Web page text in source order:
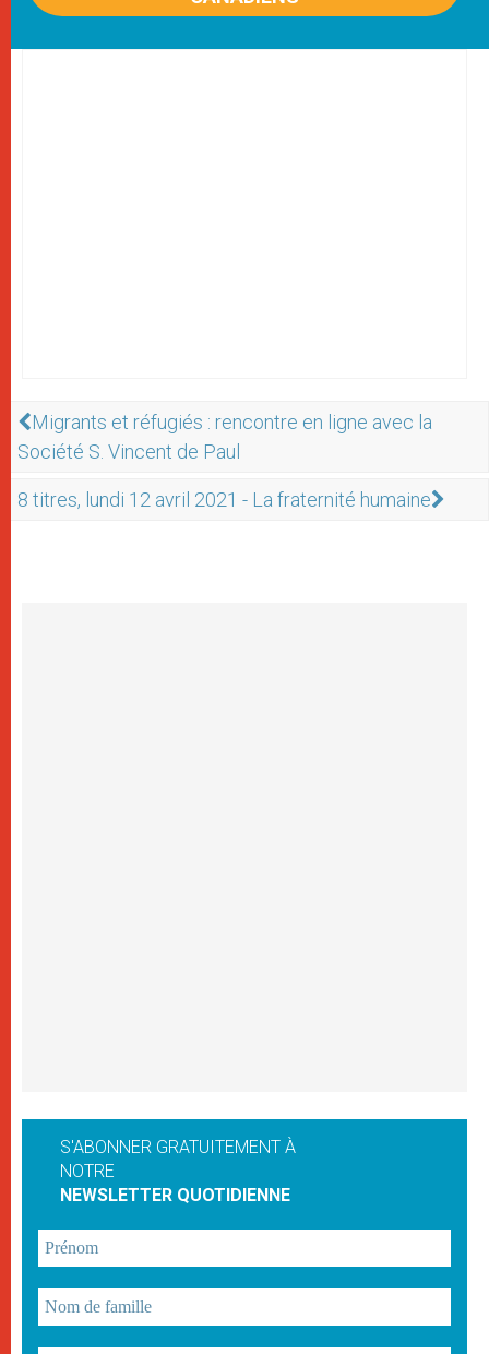
Migrants et réfugiés : rencontre en ligne avec la
Société S. Vincent de Paul
8 titres, lundi 12 avril 2021 - La fraternité humaine
S'ABONNER GRATUITEMENT À
NOTRE
NEWSLETTER QUOTIDIENNE